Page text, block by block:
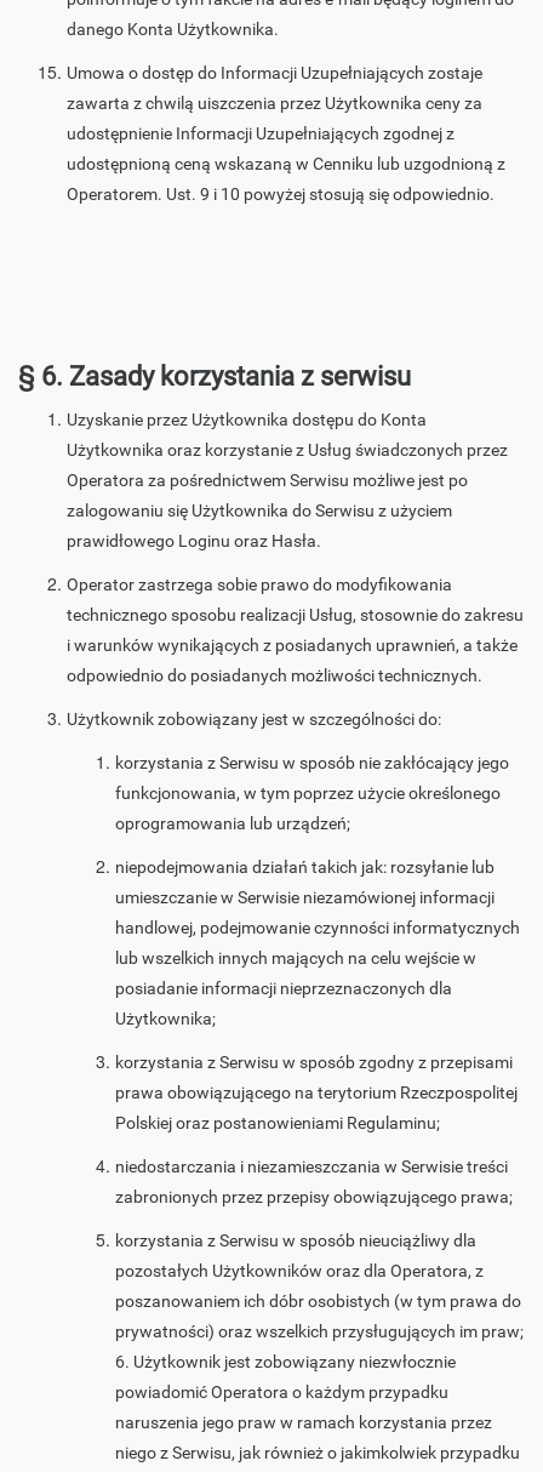
danego Konta Użytkownika.
Umowa o dostęp do Informacji Uzupełniających zostaje
zawarta z chwilą uiszczenia przez Użytkownika ceny za
udostępnienie Informacji Uzupełniających zgodnej z
udostępnioną ceną wskazaną w Cenniku lub uzgodnioną z
Operatorem. Ust. 9 i 10 powyżej stosują się odpowiednio.
§ 6. Zasady korzystania z serwisu
Uzyskanie przez Użytkownika dostępu do Konta
Użytkownika oraz korzystanie z Usług świadczonych przez
Operatora za pośrednictwem Serwisu możliwe jest po
zalogowaniu się Użytkownika do Serwisu z użyciem
prawidłowego Loginu oraz Hasła.
Operator zastrzega sobie prawo do modyfikowania
technicznego sposobu realizacji Usług, stosownie do zakresu
i warunków wynikających z posiadanych uprawnień, a także
odpowiednio do posiadanych możliwości technicznych.
Użytkownik zobowiązany jest w szczególności do:
korzystania z Serwisu w sposób nie zakłócający jego
funkcjonowania, w tym poprzez użycie określonego
oprogramowania lub urządzeń;
niepodejmowania działań takich jak: rozsyłanie lub
umieszczanie w Serwisie niezamówionej informacji
handlowej, podejmowanie czynności informatycznych
lub wszelkich innych mających na celu wejście w
posiadanie informacji nieprzeznaczonych dla
Użytkownika;
korzystania z Serwisu w sposób zgodny z przepisami
prawa obowiązującego na terytorium Rzeczpospolitej
Polskiej oraz postanowieniami Regulaminu;
niedostarczania i niezamieszczania w Serwisie treści
zabronionych przez przepisy obowiązującego prawa;
korzystania z Serwisu w sposób nieuciążliwy dla
pozostałych Użytkowników oraz dla Operatora, z
poszanowaniem ich dóbr osobistych (w tym prawa do
prywatności) oraz wszelkich przysługujących im praw;
6. Użytkownik jest zobowiązany niezwłocznie
powiadomić Operatora o każdym przypadku
naruszenia jego praw w ramach korzystania przez
niego z Serwisu, jak również o jakimkolwiek przypadku